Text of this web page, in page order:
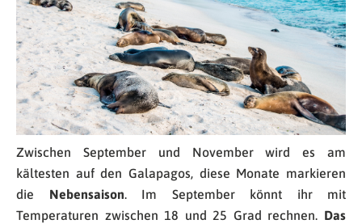
Zwischen September und November wird es am
kältesten auf den Galapagos, diese Monate markieren
die Nebensaison. Im September könnt ihr mit
Temperaturen zwischen 18 und 25 Grad rechnen. Das